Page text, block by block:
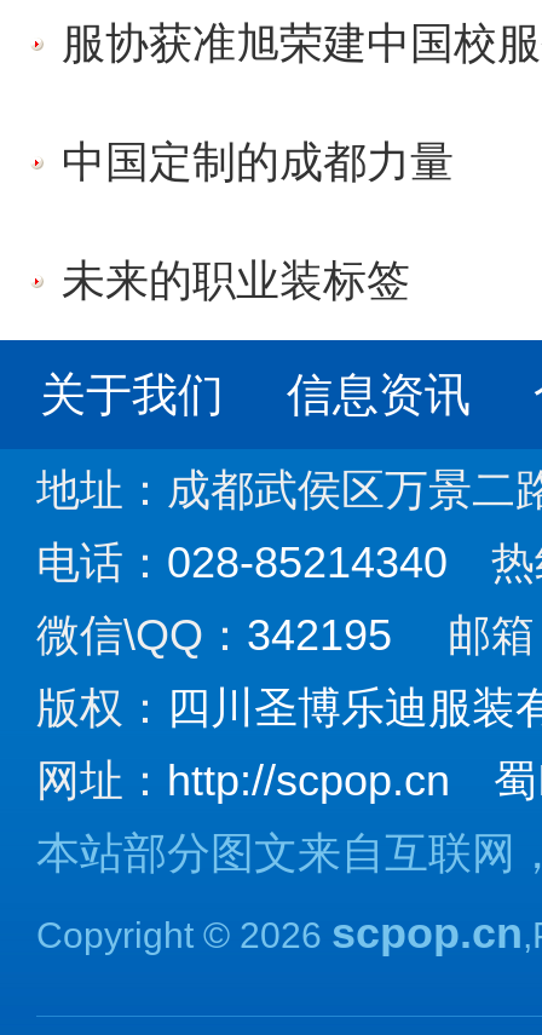
服协获准旭荣建中国校
中国定制的成都力量
未来的职业装标签
关于我们 信息资讯
地址：成都武侯区万景二
电话： 028-85214340 热
微信\QQ： 342195 邮箱
版权： 四川圣博乐迪服装
网址： http://scpop.cn
本站部分图文来自互联网
Copyright © 2026 scpop.cn